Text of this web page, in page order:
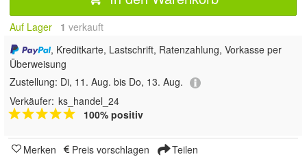
Auf Lager 1 verkauft
, Kreditkarte, Lastschrift, Ratenzahlung, Vorkasse per
Überweisung
Zustellung: Di, 11. Aug. bis Do, 13. Aug.
Verkäufer: ks_handel_24
100% positiv
Merken Preis vorschlagen Teilen